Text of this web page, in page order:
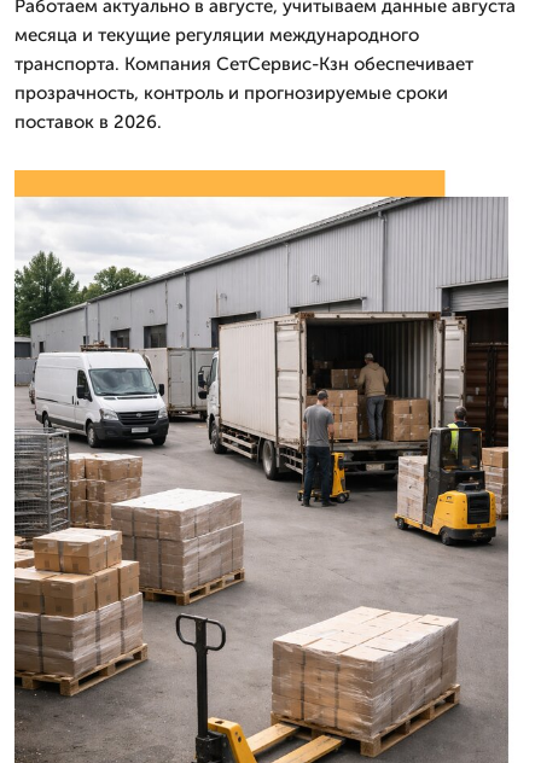
Работаем актуально в августе, учитываем данные августа
месяца и текущие регуляции международного
транспорта. Компания СетСервис-Кзн обеспечивает
прозрачность, контроль и прогнозируемые сроки
поставок в 2026.